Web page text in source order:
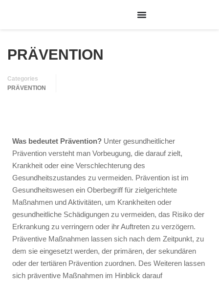
PRÄVENTION
Categories
PRÄVENTION
Was bedeutet Prävention? Unter gesundheitlicher
Prävention versteht man Vorbeugung, die darauf zielt,
Krankheit oder eine Verschlechterung des
Gesundheitszustandes zu vermeiden. Prävention ist im
Gesundheitswesen ein Oberbegriff für zielgerichtete
Maßnahmen und Aktivitäten, um Krankheiten oder
gesundheitliche Schädigungen zu vermeiden, das Risiko der
Erkrankung zu verringern oder ihr Auftreten zu verzögern.
Präventive Maßnahmen lassen sich nach dem Zeitpunkt, zu
dem sie eingesetzt werden, der primären, der sekundären
oder der tertiären Prävention zuordnen. Des Weiteren lassen
sich präventive Maßnahmen im Hinblick darauf